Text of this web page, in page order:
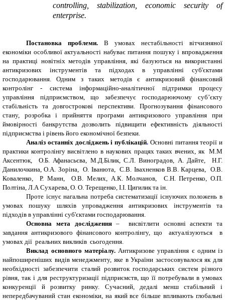
controlling, stabilization, economic security of
enterprise.
Постановка проблеми.
В умовах нестабільності вітчизняної
економіки особливої актуальності набуває питання пошуку і впровадження
на практиці новітніх методів управління, які базуються на використанні
антикризових інструментів та підходах в управлінні суб'єктами
господарювання. Одним з таких методів є антикризовий фінансовий
контролінг - система інформаційно-аналітичної підтримки процесу
управління підприємством, що забезпечує господарюючому суб’єкту
стабільність та довгострокові перспективи. Прогнозування фінансового
стану, розробка і прийняття програми антикризового управління при
ймовірності банкрутства дозволить підвищити ефективність діяльності
підприємства і рівень його економічної безпеки.
Аналіз останніх досліджень і публікацій. Основні питання теорії и
практики контролінгу висвітлено в наукових працях таких вчених, як М.М
Аксентюк, О.Б. Афанасьєва, М.Д.Білик, С.Л. Виноградов, А. Дайте, Н.Г.
Данилочкина, О.А. Зоріна, О. Іванюта, С.В. Івахненков В.В. Карцева, О.В.
Коваленко, Р. Манн, О.В. Мелих, А.К. Молчанов, С.Н. Петренко, О.П.
Полтіна, Л.А Сухарева, О. О. Терещенко, І.І. Цигилик та ін.
Проте існує нагальна потреба систематизації існуючих положень в
умовах пошуку шляхів упровадження антикризових інструментів та
підходів в управлінні суб'єктами господарювання.
Основна мета дослідження– висвітлити основні аспекти та
завдання антикризового фінансового контролінгу, що актуалізуються в
умовах дії реальних викликів сьогодення.
Виклад основного матеріалу.Антикризове управління є одним із
найпоширеніших видів менеджменту, яке в України застосовувалося як для
необхідності забезпечити сталий розвиток господарських систем різного
рівня, так і для реструктуризації підприємств, що її потребували в умовах
конкуренції й розвитку ринку. Сучасний, дедалі менш стабільний і
непередбачуваний стан економіки, на який все більше впливають глобальні